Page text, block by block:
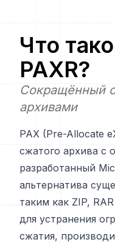
Что
PAXR?
Сокращённый
архивами
PAX (Pre-Allocate
сжатого архива с
разработанный
альтернатива
таким как ZIP,
для устранения
сжатия,